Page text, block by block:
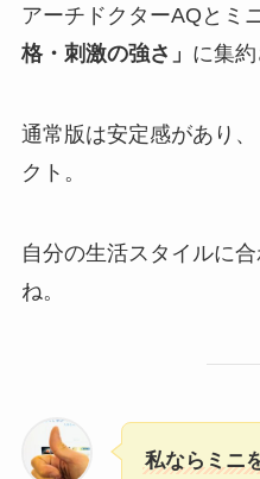
アーチドクターAQとミ
格・刺激の強さ」 に集約
通常版は安定感があり
クト。
自分の生活スタイルに
ね。
私ならミニ